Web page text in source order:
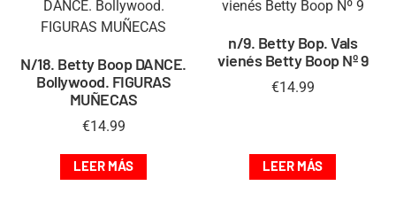
N/18. Betty Boop DANCE.
Bollywood. FIGURAS
MUÑECAS
€14.99
LEER MÁS
n/9. Betty Bop. Vals
vienés Betty Boop Nº 9
€14.99
LEER MÁS